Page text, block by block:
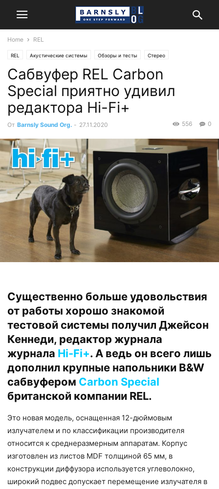
Home REL
REL Акустические системы Обзоры и тесты Стерео
Сабвуфер REL Carbon
Special приятно удивил
редактора Hi-Fi+
От Barnsly Sound Org. - 27.11.2020 0
556
Существенно больше удовольствия
от работы хорошо знакомой
тестовой системы получил Джейсон
Кеннеди, редактор журнала
журнала Hi-Fi+. А ведь он всего лишь
дополнил крупные напольники B&W
сабвуфером Carbon Special
британской компании REL.
Это новая модель, оснащенная 12-дюймовым
излучателем и по классификации производителя
относится к среднеразмерным аппаратам. Корпус
изготовлен из листов MDF толщиной 65 мм, в
конструкции диффузора используется углеволокно,
широкий подвес допускает перемещение излучателя в